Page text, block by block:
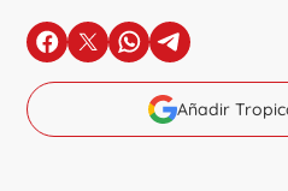
en Facebook
en Xen Whatsapp
en Telegram
Añadir